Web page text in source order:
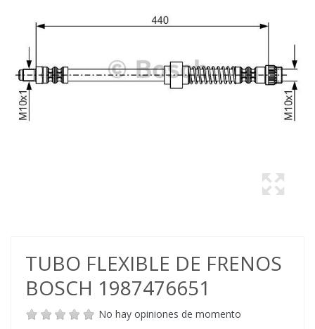
TUBO FLEXIBLE DE FRENOS
BOSCH 1987476651
No hay opiniones de momento